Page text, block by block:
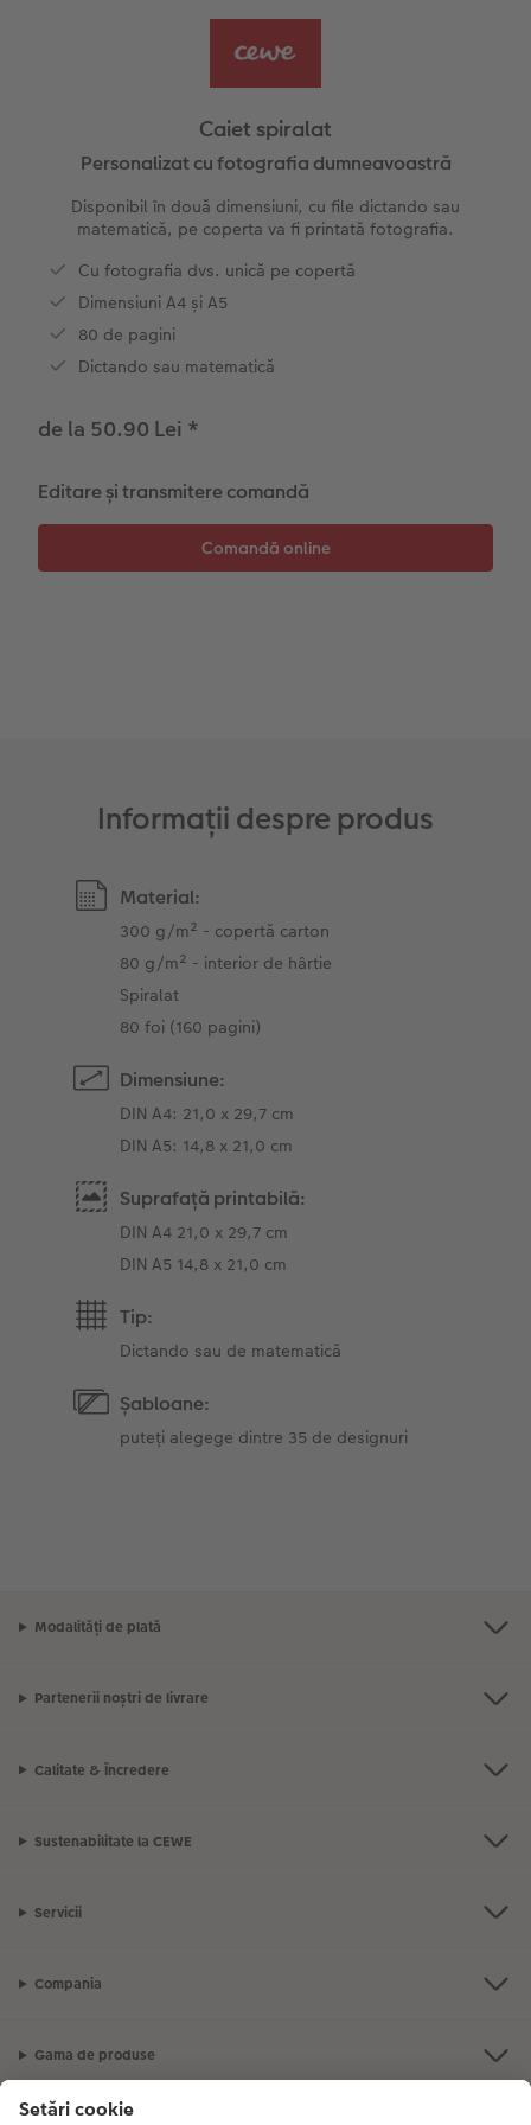
Exemplele clienților
CEWE FOTOCARTE Kids
CEWE FOTOCARTE Art Collection
Accesorii
Nature Prints
Poster Premium
Art Prints
Fotografii standard
Cutii cu fotografii
Instant Foto
Sticker instant
Fotografie Aludibond
Fotografie pe Forex
Panou de întâmpinare nuntă
Baghete pentru poster
Hexxas
Colaje foto
Bandă foto
Rechizite școlare și de birou
Cutii de cadou
Textile
Art Prints
Povești CEWE
Idei de cadouri pentru cei dragi
Interviuri
Călătorie
Nuntă
Caiet spiralat
Personalizat cu fotografia dumneavoastră
Disponibil în două dimensiuni, cu file dictando sau
matematică, pe coperta va fi printată fotografia.
Cu fotografia dvs. unică pe copertă
Dimensiuni A4 și A5
80 de pagini
Dictando sau matematică
de la 50.90 Lei *
Editare și transmitere comandă
Informații despre produs
Material:
300 g/m² - copertă carton
80 g/m² - interior de hârtie
Spiralat
80 foi (160 pagini)
Dimensiune:
DIN A4: 21,0 x 29,7 cm
DIN A5: 14,8 x 21,0 cm
Suprafață printabilă:
DIN A4 21,0 x 29,7 cm
DIN A5 14,8 x 21,0 cm
Tip:
Dictando sau de matematică
Șabloane:
puteți alegege dintre 35 de designuri
Modalități de plată
Partenerii noștri de livrare
Calitate & Încredere
Sustenabilitate la CEWE
Servicii
Compania
Gama de produse